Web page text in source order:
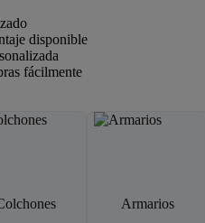
disponible
fácilmente
Armarios